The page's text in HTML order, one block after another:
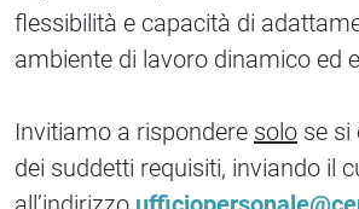
flessibilità e capacità di
ambiente di lavoro dinamico ed
Invitiamo a rispondere solo se si
dei suddetti requisiti, inviando il